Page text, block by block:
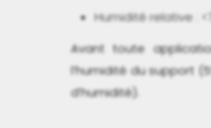
Humidité relative :
Avant toute
l’humidité du support
d’humidité).